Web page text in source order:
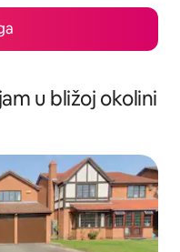
u bližoj okolini